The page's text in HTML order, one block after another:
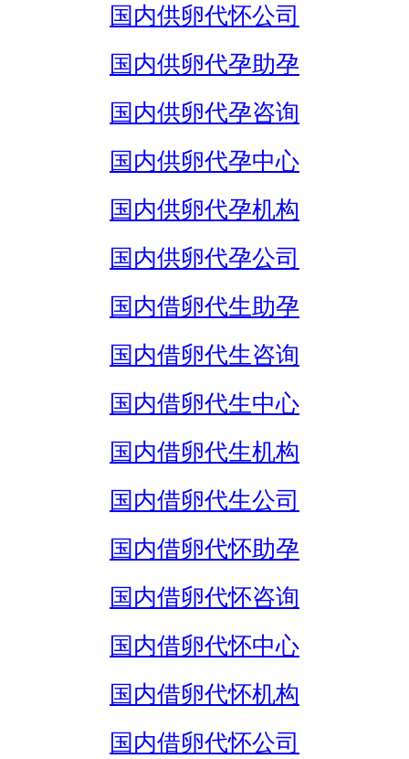
国内供卵代怀公司
国内供卵代孕助孕
国内供卵代孕咨询
国内供卵代孕中心
国内供卵代孕机构
国内供卵代孕公司
国内借卵代生助孕
国内借卵代生咨询
国内借卵代生中心
国内借卵代生机构
国内借卵代生公司
国内借卵代怀助孕
国内借卵代怀咨询
国内借卵代怀中心
国内借卵代怀机构
国内借卵代怀公司